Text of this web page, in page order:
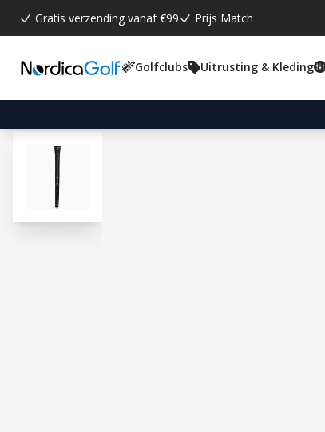
Gratis verzending vanaf €99 Prijs Match
Golfclubs Uitrusting & Kleding